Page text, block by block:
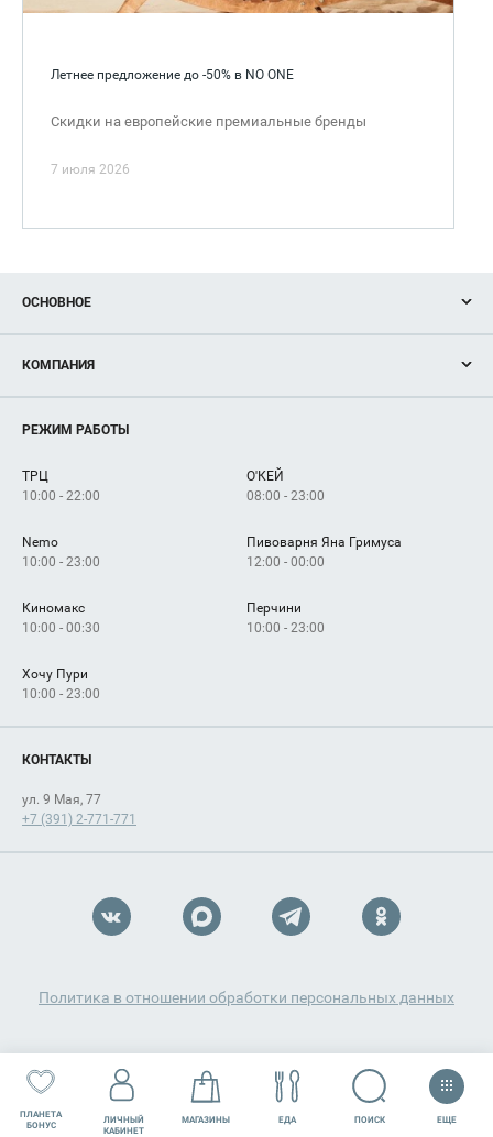
ПЛАНЕТА
БОНУС
ЛИЧНЫЙ
КАБИНЕТ
МАГАЗИНЫ ЕДА РАЗВЛЕЧЕНИЯ СЕРВИСЫ
ПОИСК ЕЩЕ
Летнее предложение до -50% в NO ONE
Скидки на европейские премиальные бренды
7 июля 2026
ОСНОВНОЕ
Новости
Магазины
Услуги
КОМПАНИЯ
Рекламодателям
Как добраться
РЕЖИМ РАБОТЫ
ТРЦ
10:00 - 22:00
О'КЕЙ
08:00 - 23:00
Nemo
10:00 - 23:00
Пивоварня Яна Гримуса
12:00 - 00:00
Киномакс
10:00 - 00:30
Перчини
10:00 - 23:00
Хочу Пури
10:00 - 23:00
КОНТАКТЫ
ул. 9 Мая, 77
+7 (391) 2-771-771
Политика в отношении обработки персональных данных